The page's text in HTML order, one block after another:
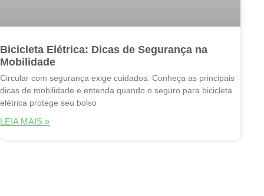
Bicicleta Elétrica: Dicas de Segurança na
Mobilidade
Circular com segurança exige cuidados. Conheça as principais
dicas de mobilidade e entenda quando o seguro para bicicleta
elétrica protege seu bolso
LEIA MAIS »